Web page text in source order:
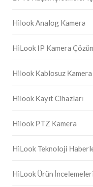
Hilook Analog Kamera
HiLook IP Kamera
Hilook Kablosuz Kamera
Hilook Kayıt Cihazları
Hilook PTZ Kamera
HiLook Teknoloji
HiLook Ürün İncelemeleri